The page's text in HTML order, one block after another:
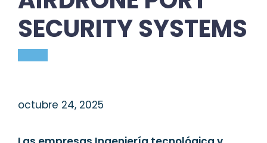
SECURITY SYSTEMS
octubre 24, 2025